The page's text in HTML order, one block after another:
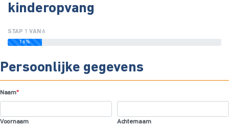
kinderopvang
STAP 1 VAN 6
16%
Persoonlijke gegevens
Naam*
Voornaam Achternaam